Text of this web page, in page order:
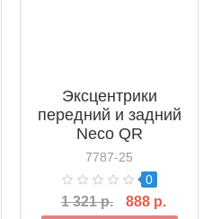
Эксцентрики
передний и задний
Neco QR
7787-25
0
1 321 р. 888 р.